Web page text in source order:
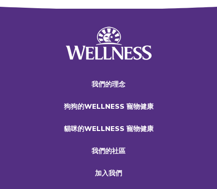
我們的理念
狗狗的WELLNESS 寵物健康
貓咪的WELLNESS 寵物健康
我們的社區
加入我們